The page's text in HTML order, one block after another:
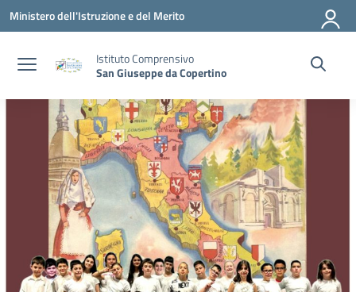
Vai ai contenuti
Vai al menu di navigazione
Vai al footer
Ministero dell'Istruzione e del Merito
Istituto Comprensivo
San Giuseppe da Copertino